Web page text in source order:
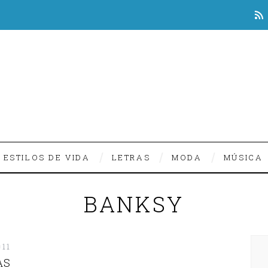
ESTILOS DE VIDA LETRAS MODA MÚSICA
BANKSY